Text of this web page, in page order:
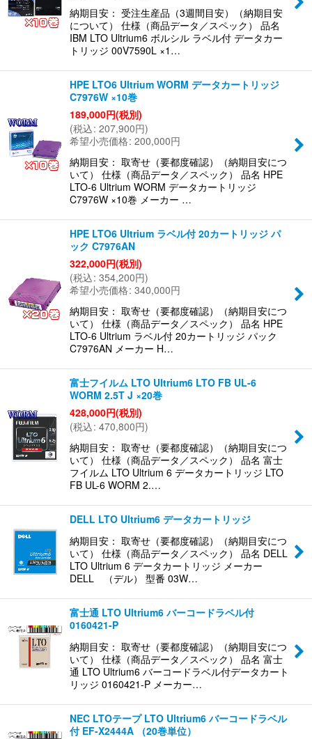
納期目安： 受注生産品（3週間目安）（納期目安
について） 仕様（商品データ／スペック） 品名
IBM LTO Ultrium6 ボルシル ラベル付 データカー
トリッジ 00V7590L ×1…
HPE LTO6 Ultrium WORM データカートリッジ
C7976W ×10巻
189,000円(税別)
(税込: 207,900円)
希望小売価格: 200,000円
納期目安： 取寄せ（要都度確認）（納期目安につ
いて） 仕様（商品データ／スペック） 品名 HPE
LTO-6 Ultrium WORM データカートリッジ
C7976W ×10巻 メーカー …
HPE LTO6 Ultrium ラベル付 20カートリッジ パ
ック C7976AN
322,000円(税別)
(税込: 354,200円)
希望小売価格: 340,000円
納期目安： 取寄せ（要都度確認）（納期目安につ
いて） 仕様（商品データ／スペック） 品名 HPE
LTO-6 Ultrium ラベル付 20カートリッジ パック
C7976AN メーカー H…
富士フイルム LTO Ultrium6 LTO FB UL-6
WORM 2.5T J ×20巻
428,000円(税別)
(税込: 470,800円)
納期目安： 取寄せ（要都度確認）（納期目安につ
いて） 仕様（商品データ／スペック） 品名 富士
フイルム LTO Ultrium 6 データカートリッジ LTO
FB UL-6 WORM 2.…
DELL LTO Ultrium6 データカートリッジ
納期目安： 取寄せ（要都度確認）（納期目安につ
いて） 仕様（商品データ／スペック） 品名 DELL
LTO Ultrium 6 データカートリッジ メーカー
DELL （デル） 型番 03W…
富士通 LTO Ultrium6 バーコードラベル付
0160421-P
納期目安： 取寄せ（要都度確認）（納期目安につ
いて） 仕様（商品データ／スペック） 品名 富士
通 LTO Ultrium6 バーコードラベル付データカート
リッジ 0160421-P メーカー…
NEC LTOテープ LTO Ultrium6 バーコードラベル
付 EF-X2444A （20巻単位）